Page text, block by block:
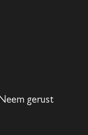
gerust